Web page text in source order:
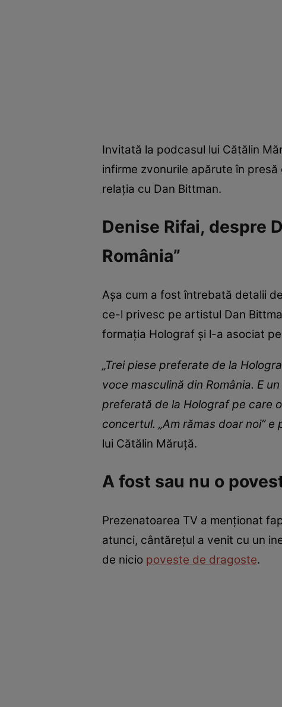
Invitată la podcasul lui Cătălin
infirme zvonurile apărute în
relația cu Dan Bittman.
Denise Rifai, despre
România”
Așa cum a fost întrebată detalii
ce-l privesc pe artistul Dan
formația Holograf și l-a asociat
„Trei piese preferate de la
voce masculină din România. E
preferată de la Holograf pe care
concertul. „Am rămas doar noi”
lui Cătălin Măruță.
A fost sau nu o
Prezenatoarea TV a menționat
atunci, cântărețul a venit cu un
de nicio poveste de dragoste.